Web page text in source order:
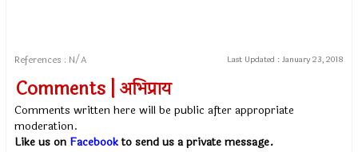
References : N/A Last Updated : January 23, 2018
Comments | अभिप्राय
Comments written here will be public after appropriate
moderation.
Like us on Facebookto send us a private message.